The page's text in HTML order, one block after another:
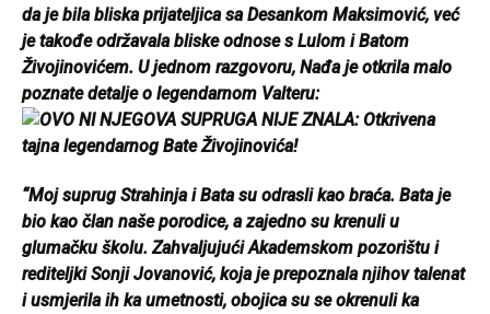
da je bila bliska prijateljica sa Desankom Maksimović, već
je takođe održavala bliske odnose s Lulom i Batom
Živojinovićem. U jednom razgovoru, Nađa je otkrila malo
poznate detalje o legendarnom Valteru:
“Moj suprug Strahinja i Bata su odrasli kao braća. Bata je
bio kao član naše porodice, a zajedno su krenuli u
glumačku školu. Zahvaljujući Akademskom pozorištu i
rediteljki Sonji Jovanović, koja je prepoznala njihov talenat
i usmjerila ih ka umetnosti, obojica su se okrenuli ka